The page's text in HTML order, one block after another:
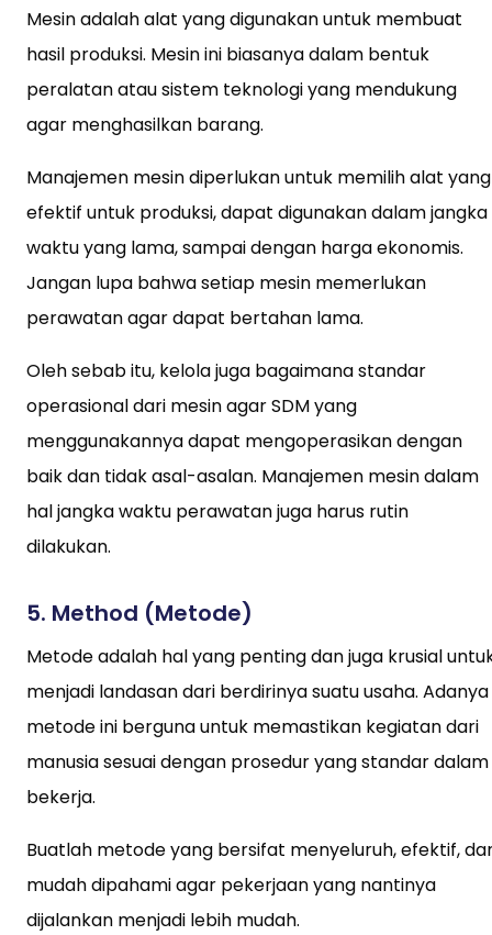
Mesin adalah alat yang digunakan untuk membuat
hasil produksi. Mesin ini biasanya dalam bentuk
peralatan atau sistem teknologi yang mendukung
agar menghasilkan barang.
Manajemen mesin diperlukan untuk memilih alat yang
efektif untuk produksi, dapat digunakan dalam jangka
waktu yang lama, sampai dengan harga ekonomis.
Jangan lupa bahwa setiap mesin memerlukan
perawatan agar dapat bertahan lama.
Oleh sebab itu, kelola juga bagaimana standar
operasional dari mesin agar SDM yang
menggunakannya dapat mengoperasikan dengan
baik dan tidak asal-asalan. Manajemen mesin dalam
hal jangka waktu perawatan juga harus rutin
dilakukan.
5. Method (Metode)
Metode adalah hal yang penting dan juga krusial
menjadi landasan dari berdirinya suatu usaha. Adanya
metode ini berguna untuk memastikan kegiatan dari
manusia sesuai dengan prosedur yang standar dalam
bekerja.
Buatlah metode yang bersifat menyeluruh, efektif,
mudah dipahami agar pekerjaan yang nantinya
dijalankan menjadi lebih mudah.